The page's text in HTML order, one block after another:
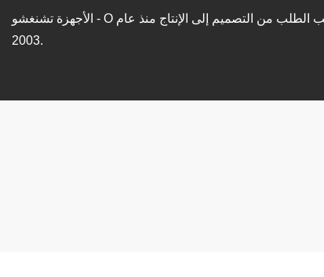
الأجهزة تشنغشو - O من التصميم إلى الإنتاج منذ عام
2003.